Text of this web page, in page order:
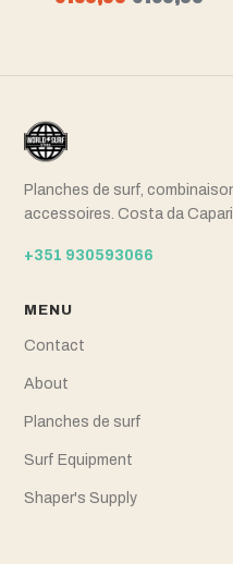
Planches de surf,
accessoires. Costa da
+351 930593066
MENU
Contact
About
Planches de surf
Surf Equipment
Shaper's Supply